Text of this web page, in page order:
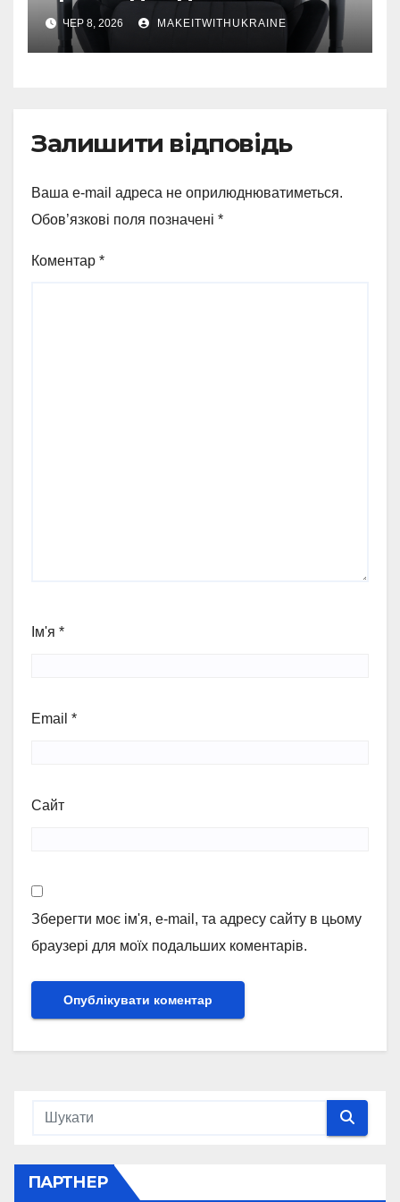
ЧЕР 8, 2026 MAKEITWITHUKRAINE
Залишити відповідь
Ваша e-mail адреса не оприлюднюватиметься.
Обов’язкові поля позначені *
Коментар *
Ім'я *
Email *
Сайт
Зберегти моє ім'я, e-mail, та адресу сайту в цьому
браузері для моїх подальших коментарів.
ПАРТНЕР